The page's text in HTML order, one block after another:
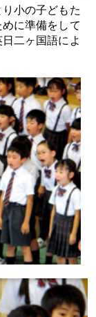
小の子どもた
に準備をして
二ヶ国語によ